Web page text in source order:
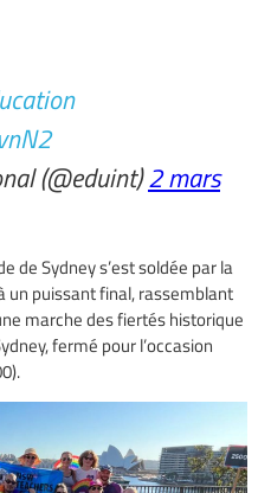
(@eduint)2 mars
de Sydney s’est soldée par la
un puissant final, rassemblant
marche des fiertés historique
fermé pour l’occasion